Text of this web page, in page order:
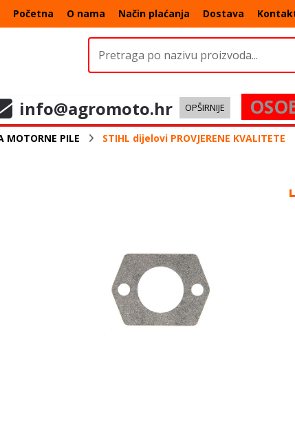
Početna O nama Način plaćanja Dostava
info@agromoto.hr OPŠIRNIJE
MOTORNE PILE STIHL dijelovi PROVJERENE KVALITETE